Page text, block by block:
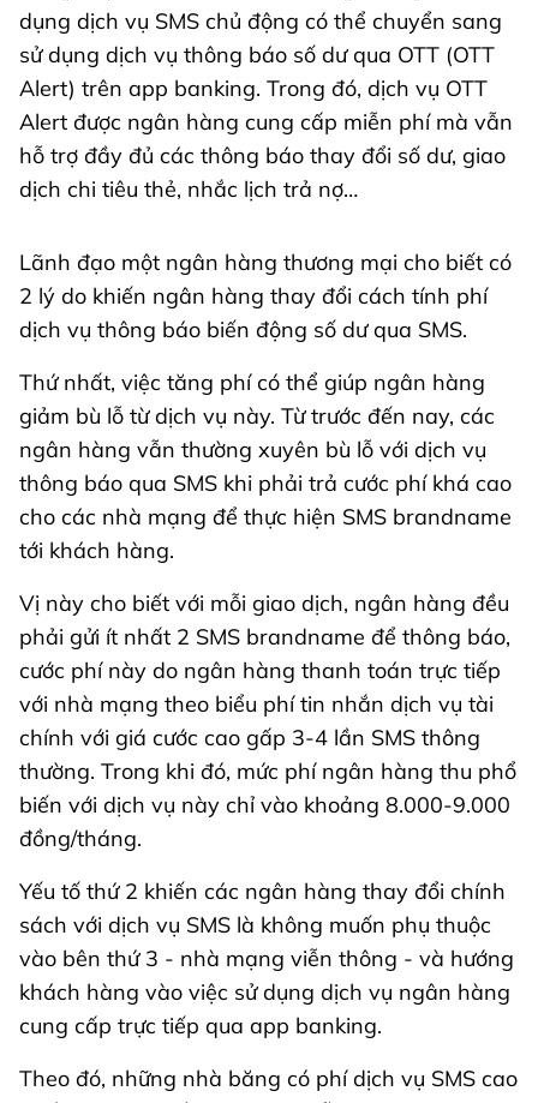
dụng dịch vụ SMS chủ động có thể chuyển sang
sử dụng dịch vụ thông báo số dư qua OTT (OTT
Alert) trên app banking. Trong đó, dịch vụ OTT
Alert được ngân hàng cung cấp miễn phí mà vẫn
hỗ trợ đầy đủ các thông báo thay đổi số dư, giao
dịch chi tiêu thẻ, nhắc lịch trả nợ…
Lãnh đạo một ngân hàng thương mại cho biết có
2 lý do khiến ngân hàng thay đổi cách tính phí
dịch vụ thông báo biến động số dư qua SMS.
Thứ nhất, việc tăng phí có thể giúp ngân hàng
giảm bù lỗ từ dịch vụ này. Từ trước đến nay, các
ngân hàng vẫn thường xuyên bù lỗ với dịch vụ
thông báo qua SMS khi phải trả cước phí khá cao
cho các nhà mạng để thực hiện SMS brandname
tới khách hàng.
Vị này cho biết với mỗi giao dịch, ngân hàng đều
phải gửi ít nhất 2 SMS brandname để thông báo,
cước phí này do ngân hàng thanh toán trực tiếp
với nhà mạng theo biểu phí tin nhắn dịch vụ tài
chính với giá cước cao gấp 3-4 lần SMS thông
thường. Trong khi đó, mức phí ngân hàng thu phổ
biến với dịch vụ này chỉ vào khoảng 8.000-9.000
đồng/tháng.
Yếu tố thứ 2 khiến các ngân hàng thay đổi chính
sách với dịch vụ SMS là không muốn phụ thuộc
vào bên thứ 3 - nhà mạng viễn thông - và hướng
khách hàng vào việc sử dụng dịch vụ ngân hàng
cung cấp trực tiếp qua app banking.
Theo đó, những nhà băng có phí dịch vụ SMS cao